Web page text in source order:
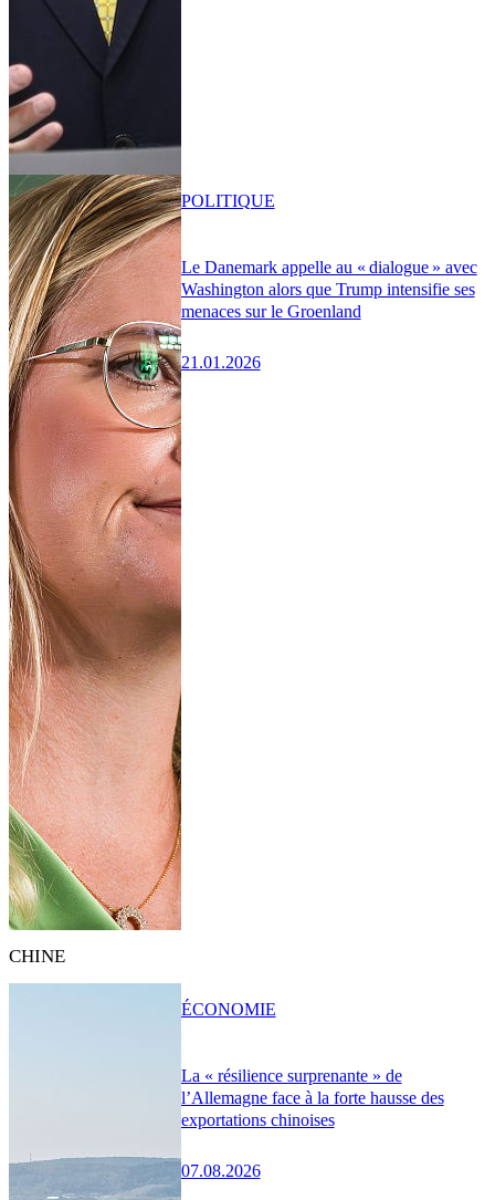
Le Danemark appelle au « dialogue » avec
Washington alors que Trump intensifie ses
menaces sur le Groenland
21.01.2026
POLITIQUE
CHINE
La « résilience surprenante » de
l’Allemagne face à la forte hausse des
exportations chinoises
07.08.2026
ÉCONOMIE